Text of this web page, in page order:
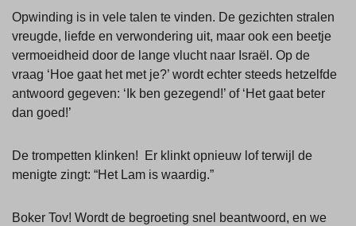
Opwinding is in vele talen te vinden. De gezichten stralen
vreugde, liefde en verwondering uit, maar ook een beetje
vermoeidheid door de lange vlucht naar Israël. Op de
vraag ‘Hoe gaat het met je?’ wordt echter steeds hetzelfde
antwoord gegeven: ‘Ik ben gezegend!’ of ‘Het gaat beter
dan goed!’
De trompetten klinken! Er klinkt opnieuw lof terwijl de
menigte zingt: “Het Lam is waardig.”
Boker Tov! Wordt de begroeting snel beantwoord, en we